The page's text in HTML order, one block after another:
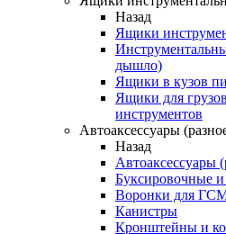
Назад
Ящики
дышло)
Ящики в кузов
Ящики для
инструментов
Автоаксессуары
Назад
Автоаксессуары
Буксировочные
Воронки для
Канистры
Кронштейны и